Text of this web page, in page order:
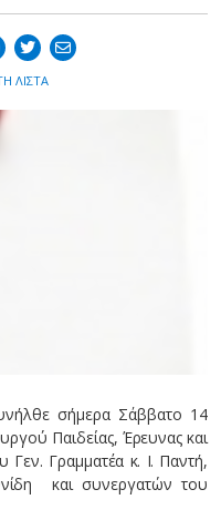
ΛΙΣΤΑ
σήμερα Σάββατο 14
Παιδείας, Έρευνας και
Γραμματέα κ. Ι. Παντή,
και συνεργατών του